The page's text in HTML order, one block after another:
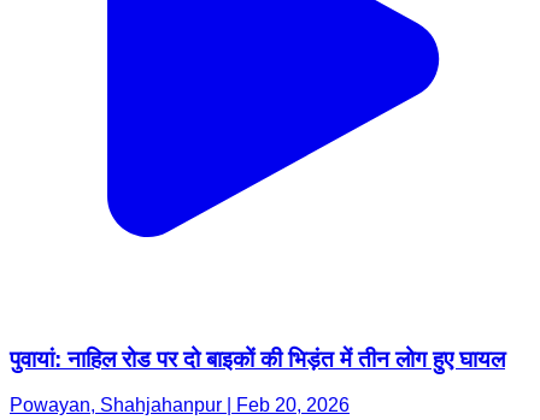
पुवायां: नाहिल रोड पर दो बाइकों की भिड़ंत में तीन लोग हुए घायल
Powayan, Shahjahanpur | Feb 20, 2026